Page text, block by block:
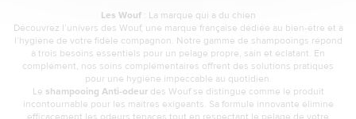
Les Wouf: La marque qui a du chien
Découvrez l’univers des Wouf, une marque française dédiée au bien-être et à
l’hygiène de votre fidèle compagnon. Notre gamme de shampooings répond
à trois besoins essentiels pour un pelage propre, sain et éclatant. En
complément, nos soins complémentaires offrent des solutions pratiques
pour une hygiène impeccable au quotidien.
Le shampooing Anti-odeurdes Wouf se distingue comme le produit
incontournable pour les maîtres exigeants. Sa formule innovante élimine